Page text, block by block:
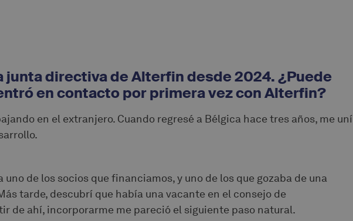
junta directiva de Alterfin desde 2024. ¿Puede
en contacto por primera vez con Alterfin?
en el extranjero. Cuando regresé a Bélgica hace tres años, me uní
de los socios que financiamos, y uno de los que gozaba de una
tarde, descubrí que había una vacante en el consejo de
de ahí, incorporarme me pareció el siguiente paso natural.